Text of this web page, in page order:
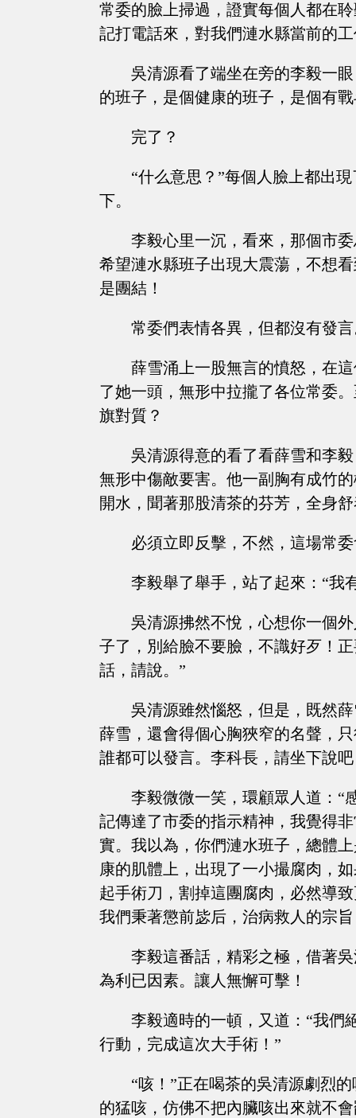
常委的臉上掃過，證實每個人都在
記打電話來，對我們漣水縣當前的
吳清源看了端坐在旁的李毅一
的班子，是個健康的班子，是個有
完了？
“什么意思？”每個人臉上都出
下。
李毅心里一沉，看來，那個市
希望漣水縣班子出現大震蕩，不想
是團結！
常委們表情各異，但都沒有發
薛雪涌上一股無言的憤怒，在
了她一頭，無形中拉攏了各位常委
旗對質？
吳清源得意的看了看薛雪和李
無形中傷敵要害。他一副胸有成竹
開水，聞著那股清茶的芬芳，全身
必須立即反擊，不然，這場常
李毅舉了舉手，站了起來：“我
吳清源拂然不悅，心想你一個
子了，別給臉不要臉，不識好歹！
話，請說。”
吳清源雖然惱怒，但是，既然
薛雪，還會得個心胸狹窄的名聲，
誰都可以發言。李科長，請坐下說吧
李毅微微一笑，環顧眾人道：“
記傳達了市委的指示精神，我覺得
實。我以為，你們漣水班子，總體
康的肌體上，出現了一小撮腐肉，
起手術刀，割掉這團腐肉，必然導
我們秉著懲前毖后，治病救人的宗
李毅這番話，精彩之極，借著
為利已因素。讓人無懈可擊！
李毅適時的一頓，又道：“我們
行動，完成這次大手術！”
“咳！”正在喝茶的吳清源劇烈
的猛咳，仿佛不把內臟咳出來就不